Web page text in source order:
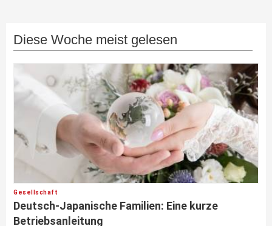
Diese Woche meist gelesen
Gesellschaft
Deutsch-Japanische Familien: Eine kurze
Betriebsanleitung